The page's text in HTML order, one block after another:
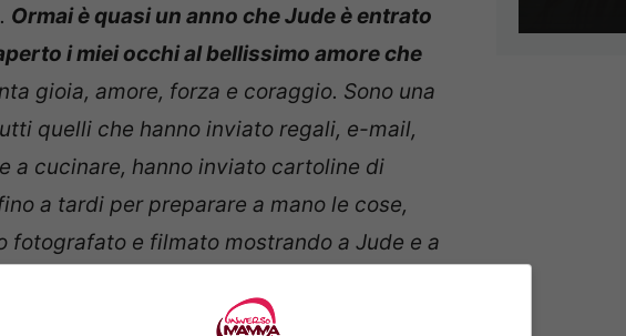
Ormai è quasi un anno che Jude è entrato
i miei occhi al bellissimo amore che
gioia, amore, forza e coraggio. Sono una
quelli che hanno inviato regali, e-mail,
a cucinare, hanno inviato cartoline di
a tardi per preparare a mano le cose,
fotografato e filmato mostrando a Jude e a
vi ringraziamo per tutte le
” ha scritto la mamma del bimbo sul profilo